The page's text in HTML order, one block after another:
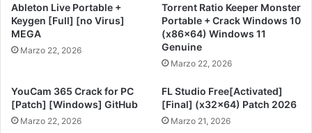
Ableton Live Portable +
Keygen [Full] [no Virus]
MEGA
Marzo 22, 2026
Torrent Ratio Keeper Monster
Portable + Crack Windows 10
(x86x64) Windows 11
Genuine
Marzo 22, 2026
YouCam 365 Crack for PC
[Patch] [Windows] GitHub
Marzo 22, 2026
FL Studio Free[Activated]
[Final] (x32x64) Patch 2026
Marzo 21, 2026